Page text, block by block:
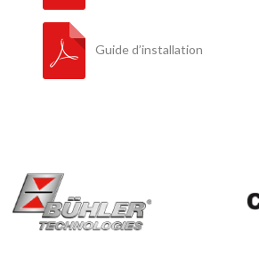
Guide d’installation